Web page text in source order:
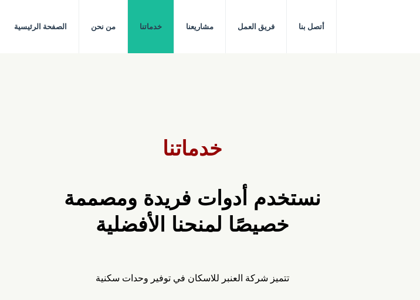
الصفحة الرئيسية من نحن خدماتنا مشاريعنا فريق العمل أتصل بنا
خدماتنا
نستخدم أدوات فريدة ومصممة
خصيصًا لمنحنا الأفضلية
تتميز شركة العنبر للاسكان في توفير وحدات سكنية